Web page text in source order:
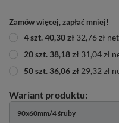
90x60mm/4 śruby
Zamów więcej, zapłać mniej!
4szt.40,30 zł 32,76 zł
20szt. 38,18 zł 31,04 zł
50szt. 36,06 zł 29,32 zł